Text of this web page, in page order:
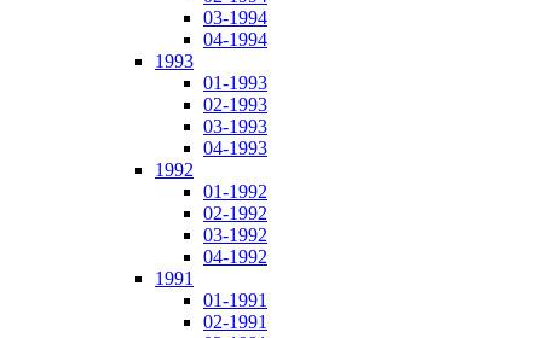
03-1994
04-1994
1993
01-1993
02-1993
03-1993
04-1993
1992
01-1992
02-1992
03-1992
04-1992
1991
01-1991
02-1991